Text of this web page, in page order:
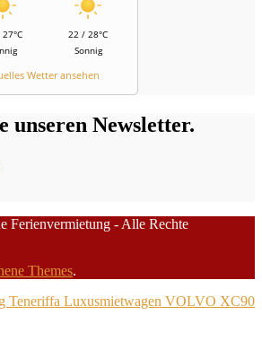
22 / 28°C
Sonnig
Wetter ansehen
unseren Newsletter.
Ferienvermietung - Alle Rechte
Themes.